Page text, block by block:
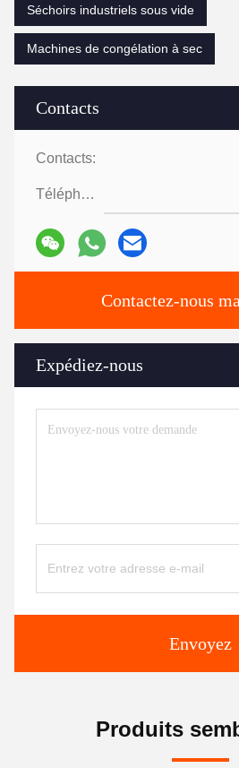
Contacts
Contacts:
Téléphone:
Contactez-nous
Expédiez-nous
Envoyez
Séchoirs industriels sous vide
Machines de congélation à sec
Produits